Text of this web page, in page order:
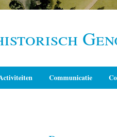
Communicatie